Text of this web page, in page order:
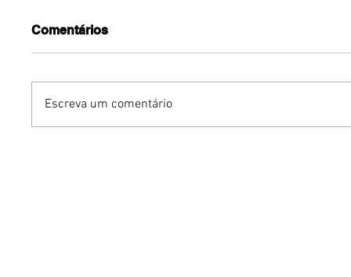
Comentários
Escreva um comentário